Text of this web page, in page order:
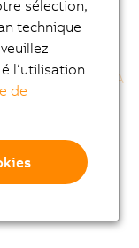
d'un 8WSA
sélection,
technique
l‘utilisation
de